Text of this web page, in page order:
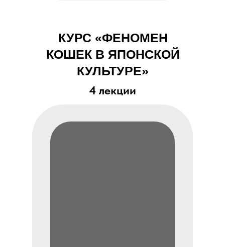
КУРС «ФЕНОМЕН
КОШЕК В ЯПОНСКОЙ
КУЛЬТУРЕ»
4 лекции